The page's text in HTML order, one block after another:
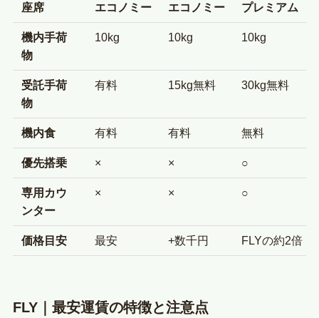
座席 エコノミー エコノミー プレミアム
機内手荷
物
10kg 10kg 10kg
受託手荷
物
有料 15kg無料 30kg無料
機内食 有料 有料 無料
優先搭乗 × × ○
専用カウ
ンター
× × ○
価格目安 最安 +数千円 FLYの約2倍
FLY｜最安運賃の特徴と注意点